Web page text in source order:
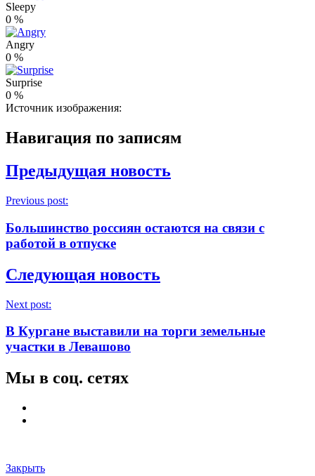
Sleepy
0 %
Angry
0 %
Surprise
0 %
Источник изображения:
Навигация по записям
Предыдущая новость
Previous post:
Большинство россиян остаются на связи с
работой в отпуске
Следующая новость
Next post:
В Кургане выставили на торги земельные
участки в Левашово
Мы в соц. сетях
Закрыть